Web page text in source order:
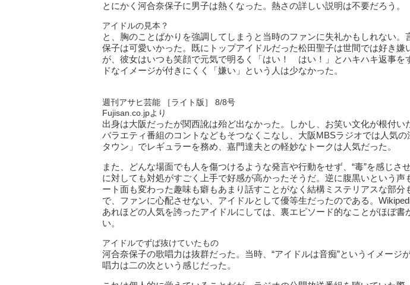
とにかく河合奈保子に男子は熱くなった。熱さの詳しい説明は不要だろう。
アイドルの見本？
と、胸のことばかりを強調してしまうと当時のファンに失礼かもしれない。
保子は可愛いかった。既にトップアイドルだった松田聖子は世間では好き嫌
が、彼女はいつも笑顔で元気で明るく「はい！ はい！」とハキハキ返事を
ドなイメージが付きにくく「嫌い」という人は少なかった。
週刊アサヒ芸能 ［ライト版］ 8/8号
Fujisan.co.jpより
出身は大阪だったが関西訛は殆ど出なかった。しかし、お笑い文化が根付い
バラエティ番組のコントなどもそつなくこなし、大阪MBSラジオでは人気
タウン」でレギュラーを務め、嘉門達夫との軽妙なトークは人気だった。
また、どんな場面でも人を傷つけるような発言や行動をせず、“毒”を感じさ
に対しても対処がすごく上手で好感が高かったそうだ。逆に腹黒いという声
ート面も変わった趣味も癖もあまり話すことがなく結構ミステリアスな部分
で、ファンに心配させない、アイドルとして優等生だったのである。
あれほどの人気を誇ったアイドルにしては、裏エピソード的なことがほぼ書
い。
アイドルでずば抜けていたもの
河合奈保子の歌唱力は抜群だった。当時、“アイドルは音痴”というイメージ
唱力は二の次という感じだった。